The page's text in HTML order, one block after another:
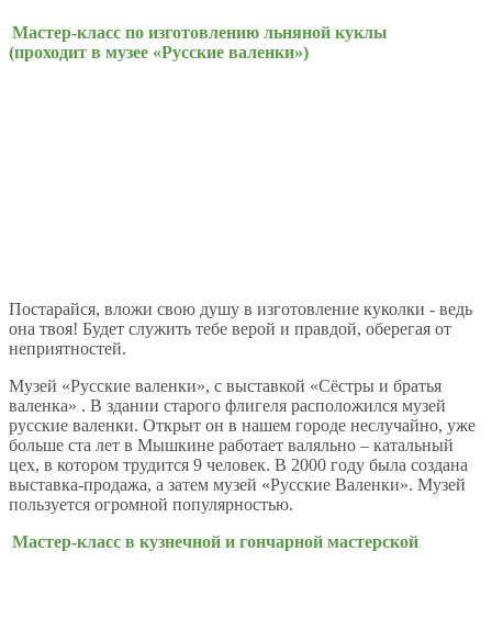
Мастер-класс по изготовлению льняной куклы
(проходит в музее «Русские валенки»)
Постарайся, вложи свою душу в изготовление куколки - ведь
она твоя! Будет служить тебе верой и правдой, оберегая от
неприятностей.
Музей «Русские валенки», с выставкой «Сёстры и братья
валенка» . В здании старого флигеля расположился музей
русские валенки. Открыт он в нашем городе неслучайно, уже
больше ста лет в Мышкине работает валяльно – катальный
цех, в котором трудится 9 человек. В 2000 году была создана
выставка-продажа, а затем музей «Русские Валенки». Музей
пользуется огромной популярностью.
Мастер-класс в кузнечной и гончарной мастерской